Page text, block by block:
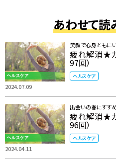
あわせて
2024.07.09
笑顔で心身ともに
疲れ解消★カ
97回）
ヘルスケア
2024.04.11
出会いの春にすす
疲れ解消★カ
96回）
ヘルスケア